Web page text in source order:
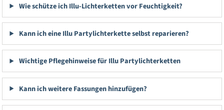
Wie schütze ich Illu-Lichterketten vor Feuchtigkeit?
Kann ich eine Illu Partylichterkette selbst reparieren?
Wichtige Pflegehinweise für Illu Partylichterketten
Kann ich weitere Fassungen hinzufügen?